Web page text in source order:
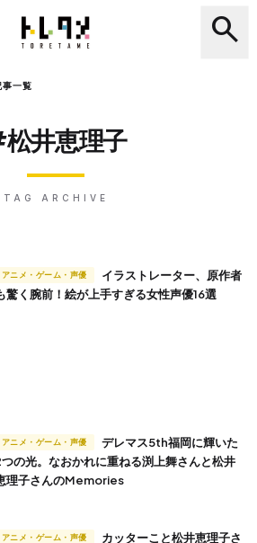
search
一覧
井恵理子
TAG ARCHIVE
アニメ・ゲーム・声優
驚く腕前！絵が上手すぎる女性声優16選
アニメ・ゲーム・声優
の光。なおかれに重ねる渕上舞さんと松井
理子さんのMemories
アニメ・ゲーム・声優